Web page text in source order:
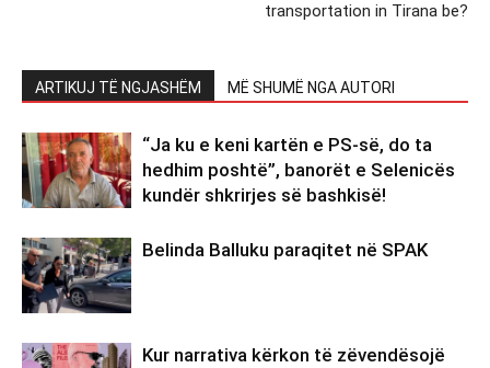
transportation in Tirana be?
ARTIKUJ TË NGJASHËM MË SHUMË NGA AUTORI
“Ja ku e keni kartën e PS-së, do ta
hedhim poshtë”, banorët e Selenicës
kundër shkrirjes së bashkisë!
Belinda Balluku paraqitet në SPAK
Kur narrativa kërkon të zëvendësojë